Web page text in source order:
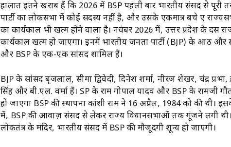
हालात इतने खराब हैं कि 2026 में BSP पहली बार भारतीय संसद से पूरी
पार्टी का लोकसभा में कोई सदस्य नहीं है, और उसके एकमात्र बचे हुए
का कार्यकाल भी खत्म होने वाला है। नवंबर 2026 में, उत्तर प्रदेश के दस
कार्यकाल खत्म हो जाएगा। इनमें भारतीय जनता पार्टी (BJP) के आठ और
और BSP के एक-एक सांसद शामिल हैं।
BJP के सांसद बृजलाल, सीमा द्विवेदी, दिनेश शर्मा, नीरज शेखर, चंद्र
सिंह और बी.एल. वर्मा हैं। SP के राम गोपाल यादव और BSP के रामजी
हो जाएगा BSP की स्थापना कांशी राम ने 16 अप्रैल, 1984 को की थी।
में, BSP की आवाज़ संसद से लेकर राज्य विधानसभाओं तक गूंजने लगी
लोकतंत्र के मंदिर, भारतीय संसद में BSP की मौजूदगी शून्य हो जाएगी।